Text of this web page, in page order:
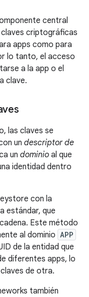
central
claves criptográficas
apps como para
lo tanto, el acceso
a la app o el
clave.
las claves se
un descriptor de
un dominio al que
identidad dentro
con la
estándar, que
Este método
al dominio APP
de la entidad que
diferentes apps, lo
de otra.
también